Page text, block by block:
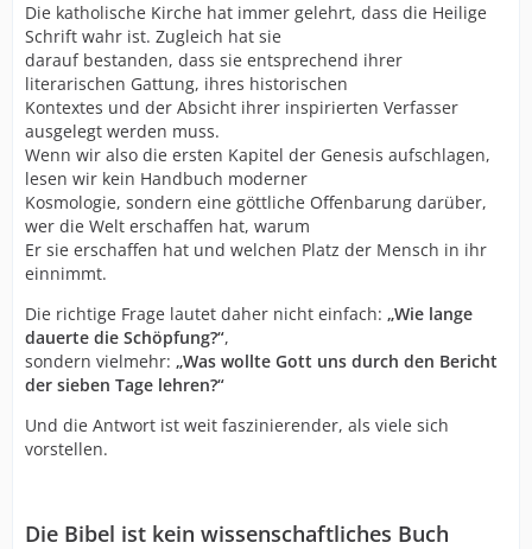
Die katholische Kirche hat immer gelehrt, dass die Heilige
Schrift wahr ist. Zugleich hat sie
darauf bestanden, dass sie entsprechend ihrer
literarischen Gattung, ihres historischen
Kontextes und der Absicht ihrer inspirierten Verfasser
ausgelegt werden muss.
Wenn wir also die ersten Kapitel der Genesis aufschlagen,
lesen wir kein Handbuch moderner
Kosmologie, sondern eine göttliche Offenbarung darüber,
wer die Welt erschaffen hat, warum
Er sie erschaffen hat und welchen Platz der Mensch in ihr
einnimmt.
Die richtige Frage lautet daher nicht einfach: „Wie lange
dauerte die Schöpfung?“,
sondern vielmehr: „Was wollte Gott uns durch den Bericht
der sieben Tage lehren?“
Und die Antwort ist weit faszinierender, als viele sich
vorstellen.
Die Bibel ist kein wissenschaftliches Buch